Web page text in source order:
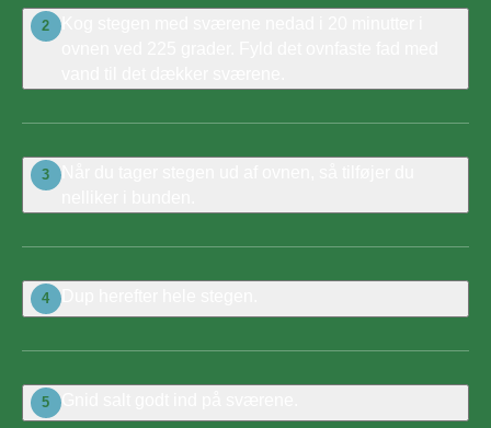
2
Kog stegen med sværene nedad i 20 minutter i
3
Når du tager stegen ud af ovnen, så tilføjer du
4 Dup herefter hele stegen.
5 Gnid salt godt ind på sværene.